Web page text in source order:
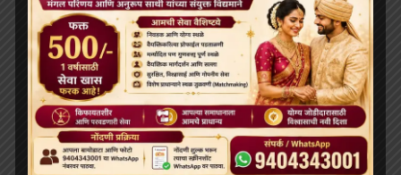
January 2026
December 2025
November 2025
October 2025
September 2025